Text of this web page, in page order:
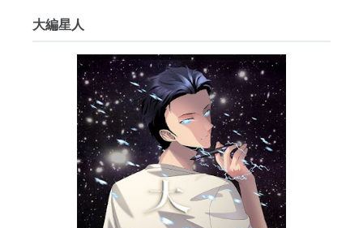
大編星人